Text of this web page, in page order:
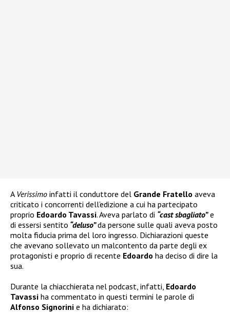
A Verissimo infatti il conduttore del Grande Fratello aveva
criticato i concorrenti dell’edizione a cui ha partecipato
proprio Edoardo Tavassi. Aveva parlato di “cast sbagliato”e
di essersi sentito “deluso”da persone sulle quali aveva posto
molta fiducia prima del loro ingresso. Dichiarazioni queste
che avevano sollevato un malcontento da parte degli ex
protagonisti e proprio di recente Edoardo ha deciso di dire la
sua.
Durante la chiacchierata nel podcast, infatti, Edoardo
Tavassi ha commentato in questi termini le parole di
Alfonso Signorini e ha dichiarato: